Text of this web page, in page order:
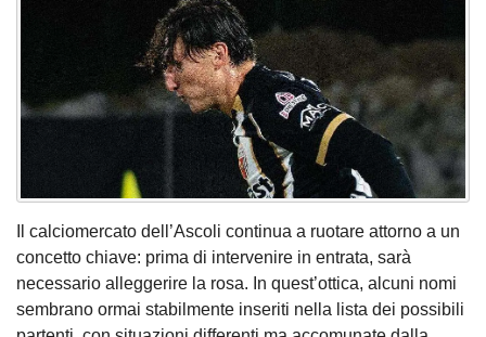
Il calciomercato dell’Ascoli continua a ruotare attorno a un
concetto chiave: prima di intervenire in entrata, sarà
necessario alleggerire la rosa. In quest’ottica, alcuni nomi
sembrano ormai stabilmente inseriti nella lista dei possibili